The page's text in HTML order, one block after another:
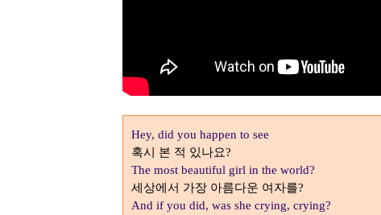
Hey, did you happen to see
혹시 본 적 있나요?
The most beautiful girl in the world?
세상에서 가장 아름다운 여자를?
And if you did, was she crying, crying?